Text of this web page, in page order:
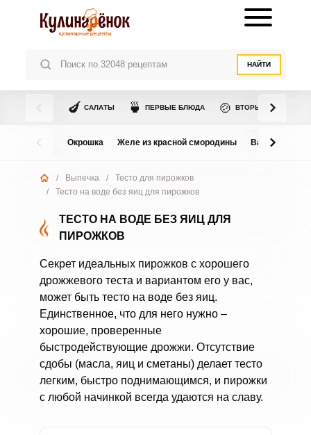
НАЙТИ
🍆 САЛАТЫ 🍵 ПЕРВЫЕ БЛЮДА 🍲 ВТОРЫЕ БЛЮДА
Окрошка Желе из красной смородины Варенье из
/ Выпечка /
Тесто для пирожков
/
Тесто на воде без яиц для пирожков
ТЕСТО НА ВОДЕ БЕЗ ЯИЦ ДЛЯ
ПИРОЖКОВ
Секрет идеальных пирожков с хорошего
дрожжевого теста и вариантом его у вас,
может быть тесто на воде без яиц.
Единственное, что для него нужно –
хорошие, проверенные
быстродействующие дрожжи. Отсутствие
сдобы (масла, яиц и сметаны) делает тесто
легким, быстро поднимающимся, и пирожки
с любой начинкой всегда удаются на славу.